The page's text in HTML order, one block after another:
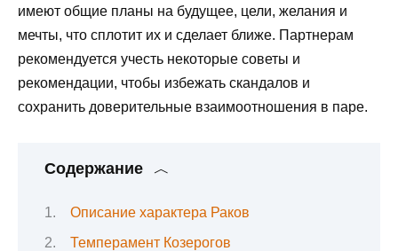
имеют общие планы на будущее, цели, желания и
мечты, что сплотит их и сделает ближе. Партнерам
рекомендуется учесть некоторые советы и
рекомендации, чтобы избежать скандалов и
сохранить доверительные взаимоотношения в паре.
Содержание
Описание характера Раков
Темперамент Козерогов